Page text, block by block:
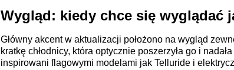
Wygląd: kiedy chce się wyglądać
Główny akcent w aktualizacji położono na wygląd
kratkę chłodnicy, która optycznie poszerzyła go i
inspirowani flagowymi modelami jak Telluride i